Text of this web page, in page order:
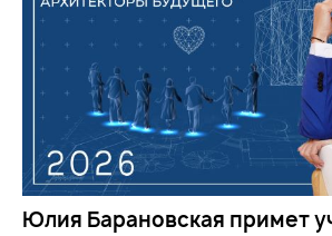
Юлия Барановская примет